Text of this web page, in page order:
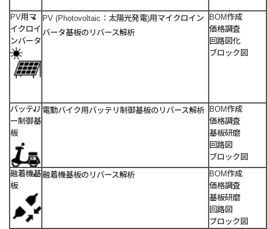
PV用マ
イクロイ
ンバータ
PV (Photovoltaic：太陽光発電)用マイクロイン
バータ基板のリバース解析
BOM作成
価格調査
回路図化
ブロック図
バッテリ
ー制御基
板
電動バイク用バッテリ制御基板のリバース解析
BOM作成
価格調査
基板研磨
回路図
ブロック図
融着機基
板
融着機基板のリバース解析
BOM作成
価格調査
基板研磨
回路図
ブロック図